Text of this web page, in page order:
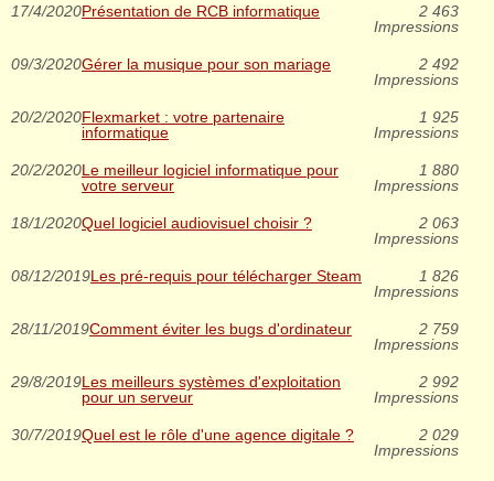
17/4/2020Présentation de RCB informatique
2 463
Impressions
09/3/2020Gérer la musique pour son mariage
2 492
Impressions
20/2/2020Flexmarket : votre partenaire
informatique
1 925
Impressions
20/2/2020Le meilleur logiciel informatique pour
votre serveur
1 880
Impressions
18/1/2020Quel logiciel audiovisuel choisir ?
2 063
Impressions
08/12/2019Les pré-requis pour télécharger Steam
1 826
Impressions
28/11/2019Comment éviter les bugs d'ordinateur
2 759
Impressions
29/8/2019Les meilleurs systèmes d'exploitation
pour un serveur
2 992
Impressions
30/7/2019Quel est le rôle d'une agence digitale ?
2 029
Impressions